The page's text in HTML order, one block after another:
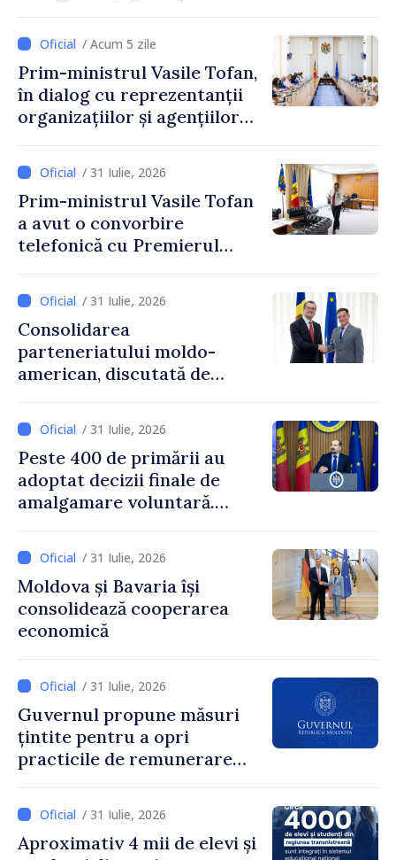
de CNMC
/ Acum 5 zile
Prim-ministrul Vasile Tofan,
în dialog cu reprezentanții
organizațiilor și agențiilor
Moldova
/ 31 Iulie, 2026
Prim-ministrul Vasile Tofan
a avut o convorbire
telefonică cu Premierul
/ 31 Iulie, 2026
Consolidarea
parteneriatului moldo-
american, discutată de
și însărcinatul cu afaceri al
SUA, Nick Pietrowicz
/ 31 Iulie, 2026
Peste 400 de primării au
adoptat decizii finale de
amalgamare voluntară.
Guvernului, Alexei Buzu:
„85,5% dintre primării au
inițiat procesul. Le
mulțumim aleșilor locali
pentru că au pus pe primul
dezvoltar
/ 31 Iulie, 2026
Moldova și Bavaria își
consolidează cooperarea
economică
/ 31 Iulie, 2026
Guvernul propune măsuri
țintite pentru a opri
practicile de remunerare
/ 31 Iulie, 2026
Aproximativ 4 mii de elevi și